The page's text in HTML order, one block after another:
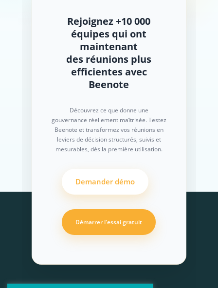
Rejoignez +10 000
équipes qui ont
maintenant
des réunions plus
efficientes avec
Beenote
Découvrez ce que donne une
gouvernance réellement maîtrisée. Testez
Beenote et transformez vos réunions en
leviers de décision structurés, suivis et
mesurables, dès la première utilisation.
Demander démo
Démarrer l'essai gratuit